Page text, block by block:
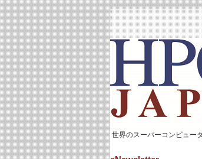
世界のスーパーコンピュー